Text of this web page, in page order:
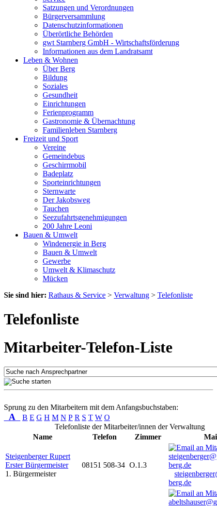
Satzungen und Verordnungen
Bürgerversammlung
Datenschutzinformationen
Überörtliche Behörden
gwt Starnberg GmbH - Wirtschaftsförderung
Informationen aus dem Landratsamt
Leben & Wohnen
Über Berg
Bildung
Soziales
Gesundheit
Einrichtungen
Ferienprogramm
Gastronomie & Übernachtung
Familienleben Starnberg
Freizeit und Sport
Vereine
Gemeindebus
Geschirrmobil
Badeplatz
Sporteinrichtungen
Sternwarte
Der Jakobsweg
Tauchen
Seezufahrtsgenehmigungen
200 Jahre Leoni
Bauen & Umwelt
Windenergie in Berg
Bauen & Umwelt
Gewerbe
Umwelt & Klimaschutz
Mücken
Sie sind hier: Rathaus & Service > Verwaltung > Telefonliste
Telefonliste
Mitarbeiter-Telefon-Liste
Sprung zu den Mitarbeitern mit dem Anfangsbuchstaben:
A B E G H M N P R S T W O
Telefonliste der Mitarbeiter/innen der Verwaltung
Name
Telefon Zimmer
Steigenberger Rupert
Erster Bürgermeister
1. Bürgermeister
08151 508-34 O.1.3
berg.de